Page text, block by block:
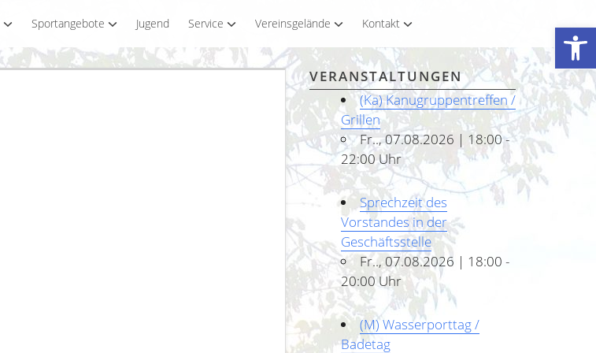
Werkzeugleiste öffnen
Sportangebote Jugend Service Vereinsgelände Kontakt
VERANSTALTUNGEN
(Ka) Kanugruppentreffen /
Grillen
Fr.., 07.08.2026 | 18:00 -
22:00 Uhr
Sprechzeit des
Vorstandes in der
Geschäftsstelle
Fr.., 07.08.2026 | 18:00 -
20:00 Uhr
(M) Wasserporttag /
Badetag